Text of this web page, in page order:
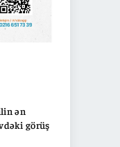
ən
görüş